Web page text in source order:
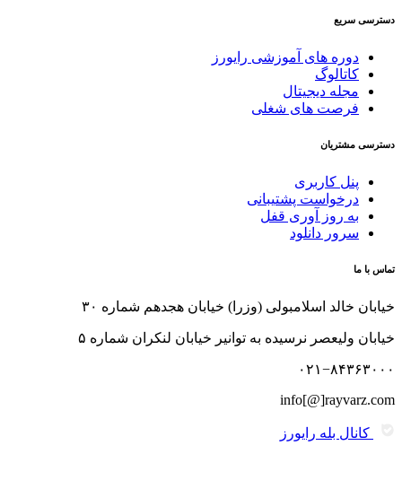
دسترسی سریع
دوره های آموزشی رایورز
کاتالوگ
مجله دیجیتال
فرصت های شغلی
دسترسی مشتریان
پنل کاربری
درخواست پشتیبانی
به روز آوری قفل
سرور دانلود
تماس با ما
خیابان خالد اسلامبولی (وزرا) خیابان هجدهم شماره ۳۰
خیابان ولیعصر نرسیده به توانیر خیابان لنکران شماره ۵
۰۲۱−۸۴۳۶۳۰۰۰
info[@]rayvarz.com
کانال بله رایورز